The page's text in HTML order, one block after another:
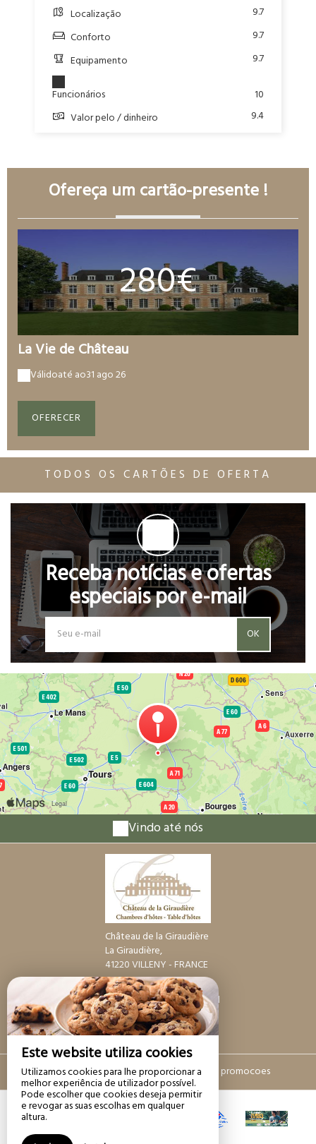
Este website utiliza cookies
Utilizamos cookies para lhe proporcionar a
melhor experiência de utilizador possível.
Pode escolher que cookies deseja permitir
e revogar as suas escolhas em qualquer
altura.
Localização
9.7
Conforto
9.7
Equipamento
9.7
Funcionários
10
Valor pelo / dinheiro
9.4
Ofereça um cartão-presente !
280€
La Vie de Château
Válidoaté ao31 ago 26
OFERECER
TODOS OS CARTÕES DE OFERTA
Receba notícias e ofertas
especiais por e-mail
OK
Vindo até nós
Château de la Giraudière
La Giraudière,
41220 VILLENY - FRANCE
+33 6 37 21 34 85
Contato através de e-mail
Noticia legal | Termos e condicoes de promocoes